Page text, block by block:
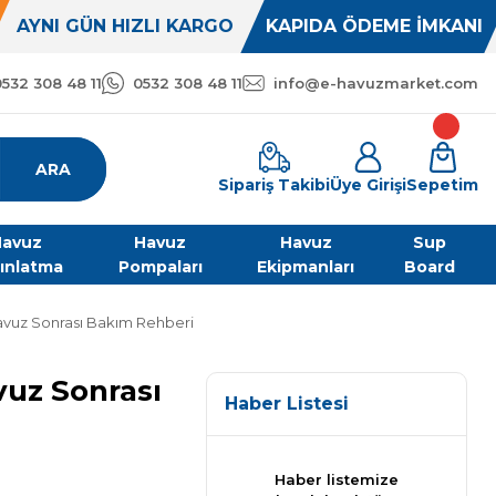
AYNI GÜN HIZLI KARGO KAPIDA ÖDEME İMKANI
308 48 11 0532 308 48 11 info@e-havuzmarket.com
ARA
Sipariş TakibiÜye GirişiSepetim
Havuz
Pompaları
Havuz
Ekipmanları
Sup
Board
Sonrası Bakım Rehberi
Sonrası
Haber Listesi
Haber listemize